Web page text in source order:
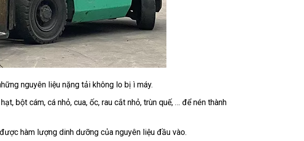
nguyên liệu nặng tải không lo bị ì máy.
bột cám, cá nhỏ, cua, ốc, rau cắt nhỏ, trùn quế, … để nén thành
hàm lượng dinh dưỡng của nguyên liệu đầu vào.